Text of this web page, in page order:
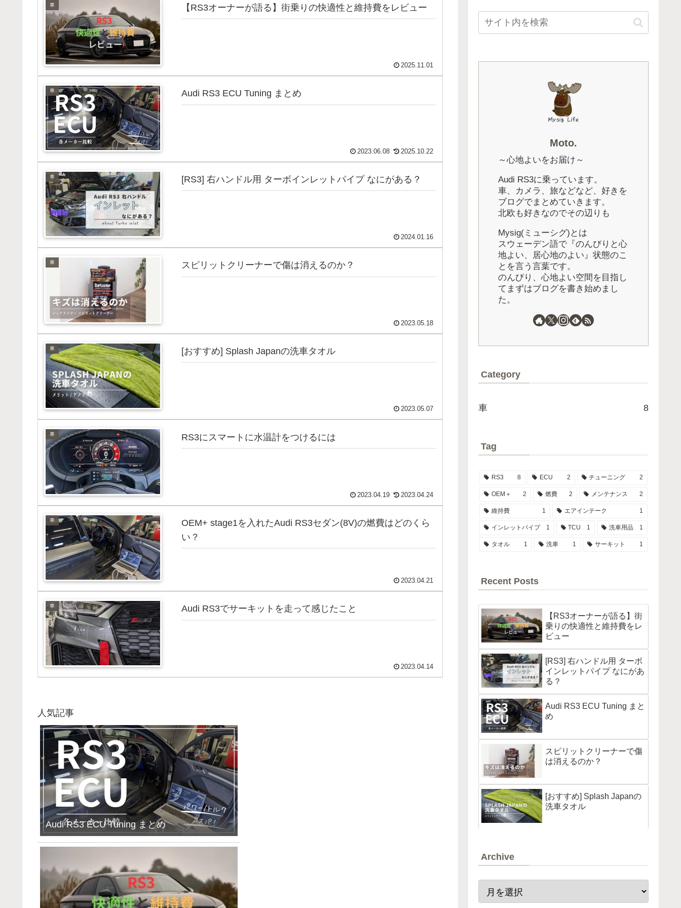
車 【RS3オーナーが語る】街乗りの快適性と維持費をレビュー
2025.11.01
車 Audi RS3 ECU Tuning まとめ
2023.06.08 2025.10.22
車 [RS3] 右ハンドル用 ターボインレットパイプ なにがある？
2024.01.16
車 スピリットクリーナーで傷は消えるのか？
2023.05.18
車 [おすすめ] Splash Japanの洗車タオル
2023.05.07
車 RS3にスマートに水温計をつけるには
2023.04.19 2023.04.24
車
OEM+ stage1を入れたAudi RS3セダン(8V)の燃費はどのくら
い？
2023.04.21
車 Audi RS3でサーキットを走って感じたこと
2023.04.14
人気記事
Audi RS3 ECU Tuning まとめ
Moto.
～心地よいをお届け～
Audi RS3に乗っています。
車、カメラ、旅などなど、好きを
ブログでまとめていきます。
北欧も好きなのでその辺りも
Mysig(ミューシグ)とは
スウェーデン語で『のんびりと心
地よい、居心地のよい』状態のこ
とを言う言葉です。
のんびり、心地よい空間を目指し
てまずはブログを書き始めまし
た。
Category
車 8
Tag
RS3 8 ECU 2 チューニング 2
OEM＋ 2 燃費 2 メンテナンス 2
維持費 1 エアインテーク 1
インレットパイプ 1 TCU 1 洗車用品 1
タオル 1 洗車 1 サーキット 1
Recent Posts
【RS3オーナーが語る】街
乗りの快適性と維持費をレ
ビュー
[RS3] 右ハンドル用 ターボ
インレットパイプ なにがあ
る？
Audi RS3 ECU Tuning まと
め
スピリットクリーナーで傷
は消えるのか？
[おすすめ] Splash Japanの
洗車タオル
Archive